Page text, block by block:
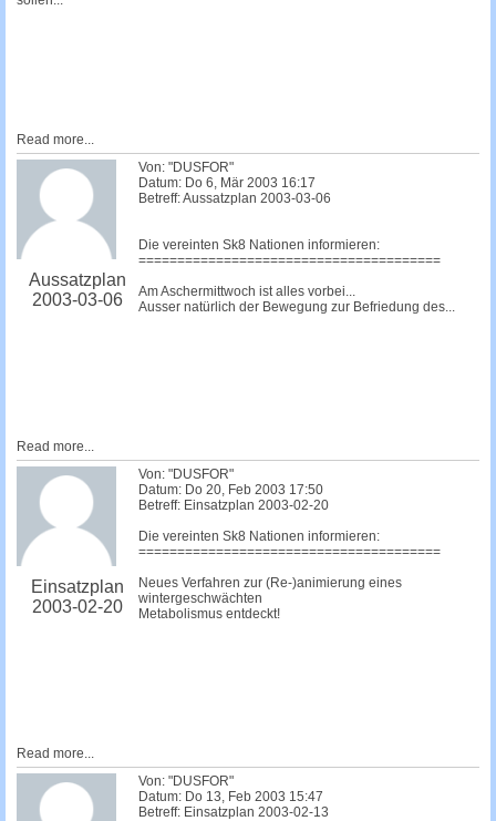
Read more...
Aussatzplan
2003-03-06
Von: "DUSFOR"
Datum: Do 6, Mär 2003 16:17
Betreff: Aussatzplan 2003-03-06
Die vereinten Sk8 Nationen informieren:
=======================================
Am Aschermittwoch ist alles vorbei...
Ausser natürlich der Bewegung zur Befriedung des...
Read more...
Einsatzplan
2003-02-20
Von: "DUSFOR"
Datum: Do 20, Feb 2003 17:50
Betreff: Einsatzplan 2003-02-20
Die vereinten Sk8 Nationen informieren:
=======================================
Neues Verfahren zur (Re-)animierung eines
wintergeschwächten
Metabolismus entdeckt!
Read more...
Von: "DUSFOR"
Datum: Do 13, Feb 2003 15:47
Betreff: Einsatzplan 2003-02-13